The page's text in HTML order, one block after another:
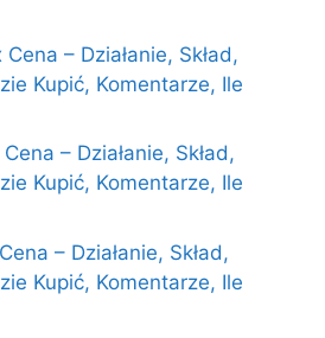
– Działanie, Skład,
Kupić, Komentarze, Ile
– Działanie, Skład,
Kupić, Komentarze, Ile
– Działanie, Skład,
Kupić, Komentarze, Ile